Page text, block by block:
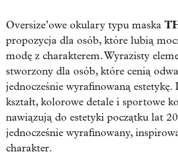
Oversize’owe okulary typu maska
propozycja dla osób, które lubią
modę z charakterem. Wyrazisty
stworzony dla osób, które cenią
jednocześnie wyrafinowaną
kształt, kolorowe detale i sportowe
nawiązują do estetyki początku lat
jednocześnie wyrafinowany,
charakter.